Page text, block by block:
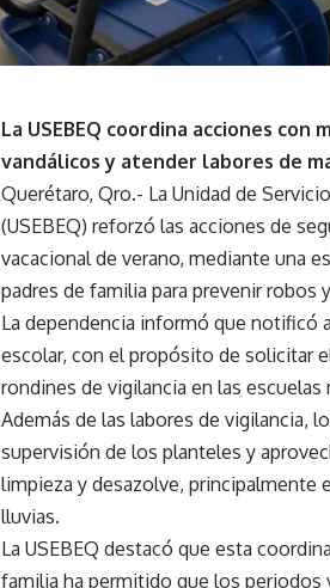
⁠La USEBEQ coordina acciones
vandálicos y atender labores de
Querétaro, Qro.- La Unidad de
(USEBEQ) reforzó las acciones de
vacacional de verano, mediante una
padres de familia para prevenir robos
La dependencia informó que notificó
escolar, con el propósito de solicitar
rondines de vigilancia en las
Además de las labores de vigilancia,
supervisión de los planteles y
limpieza y desazolve, principalmente
lluvias.
La USEBEQ destacó que esta
familia ha permitido que los periodos